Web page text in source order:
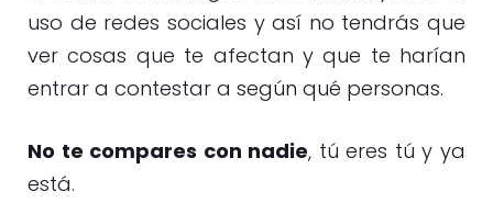
uso de redes sociales y así no tendrás que
ver cosas que te afectan y que te harían
entrar a contestar a según qué personas.
No te compares con nadie, tú eres tú y ya
está.